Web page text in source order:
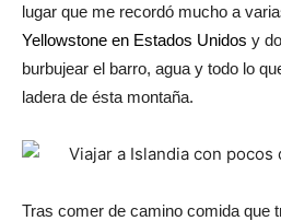
lugar que me recordó mucho a
Yellowstone en Estados Unidos y
burbujear el barro, agua y todo lo
ladera de ésta montaña.
Tras comer de camino comida que